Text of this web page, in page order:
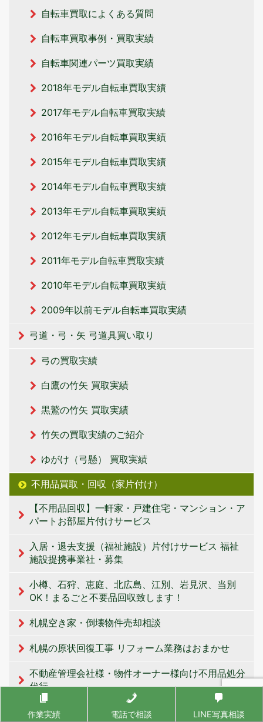
自転車買取によくある質問
自転車買取事例・買取実績
自転車関連パーツ買取実績
2018年モデル自転車買取実績
2017年モデル自転車買取実績
2016年モデル自転車買取実績
2015年モデル自転車買取実績
2014年モデル自転車買取実績
2013年モデル自転車買取実績
2012年モデル自転車買取実績
2011年モデル自転車買取実績
2010年モデル自転車買取実績
2009年以前モデル自転車買取実績
弓道・弓・矢 弓道具買い取り
弓の買取実績
白鷹の竹矢 買取実績
黒鷲の竹矢 買取実績
竹矢の買取実績のご紹介
ゆがけ（弓懸） 買取実績
不用品買取・回収（家片付け）
【不用品回収】一軒家・戸建住宅・マンション・ア
パートお部屋片付けサービス
入居・退去支援（福祉施設）片付けサービス 福祉
施設提携事業社・募集
小樽、石狩、恵庭、北広島、江別、岩見沢、当別
OK！まるごと不要品回収致します！
札幌空き家・倒壊物件売却相談
札幌の原状回復工事 リフォーム業務はおまかせ
不動産管理会社様・物件オーナー様向け不用品処分
代行
札幌の便利屋サービス エコスタイル
作業実績 電話で相談 LINE写真相談